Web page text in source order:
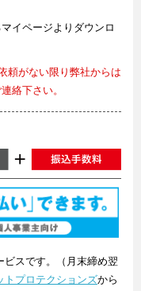
イページよりダウンロ
頼がない限り弊社からは
絡下さい。
スです。（月末締め翌
トプロテクションズから